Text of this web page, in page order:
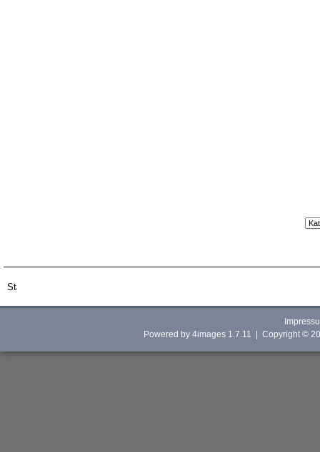
Powered by 4images 1.7.11 | Copyright ©